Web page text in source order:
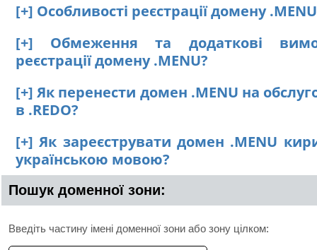
[+] Особливості реєстрації домену
[+] Обмеження та додаткові
реєстрації домену .MENU?
[+] Як перенести домен .MENU на
в .REDO?
[+] Як зареєструвати домен .MENU
українською мовою?
Пошук доменної зони:
Введіть частину імені доменної зони або зону цілком: